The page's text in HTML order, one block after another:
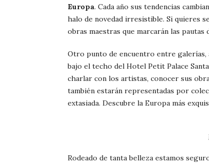
Europa. Cada año sus tendencias
halo de novedad irresistible. Si quieres
obras maestras que marcarán las pautas
Otro punto de encuentro entre galerías,
bajo el techo del Hotel Petit Palace
charlar con los artistas, conocer sus
también estarán representadas por
extasiada. Descubre la Europa más
Rodeado de tanta belleza estamos